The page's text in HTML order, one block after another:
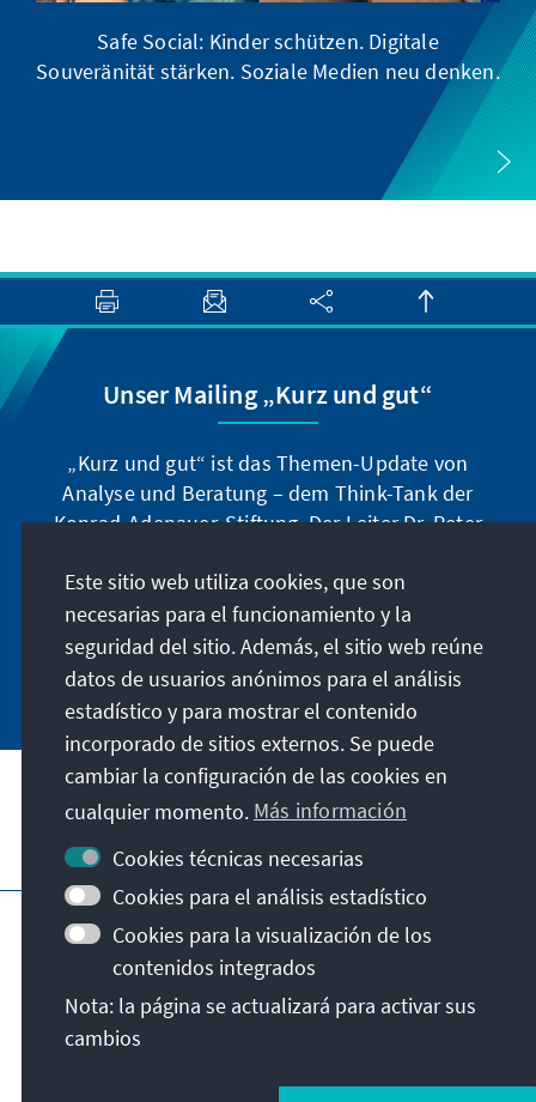
Safe Social: Kinder schützen. Digitale
Souveränität stärken. Soziale Medien neu denken.
Unser Mailing „Kurz und gut“
„Kurz und gut“ ist das Themen-Update von
Analyse und Beratung – dem Think-Tank der
Konrad-Adenauer-Stiftung. Der Leiter Dr. Peter
Abständen in aller Kürze über Themen, die wir
für unsere nahe Zukunft für wichtig halten.
Jetzt abonnieren
Visita también
Pie de imprenta
Condiciones de uso
Declaración sobre accesibilidad
Barriere melden
© Konrad-Adenauer-Stiftung e.V. 2026
Este sitio web utiliza cookies, que son
necesarias para el funcionamiento y la
seguridad del sitio. Además, el sitio web reúne
datos de usuarios anónimos para el análisis
estadístico y para mostrar el contenido
incorporado de sitios externos. Se puede
cambiar la configuración de las cookies en
cualquier momento. Más información
Cookies técnicas necesarias
Cookies para el análisis estadístico
Cookies para la visualización de los
contenidos integrados
Nota: la página se actualizará para activar sus
cambios